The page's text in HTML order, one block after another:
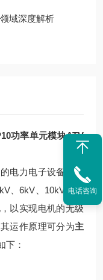
域深度解析
功率单元模块ATV
电力电子设备，其
、6kV、10kV）转
以实现电机的无级
运作原理可分为主
下：
电话咨询